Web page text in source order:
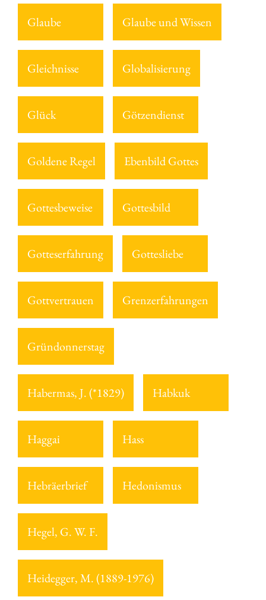
Glaube Glaube und Wissen
Gleichnisse Globalisierung
Glück Götzendienst
Goldene Regel Ebenbild Gottes
Gottesbeweise Gottesbild
Gotteserfahrung Gottesliebe
Gottvertrauen Grenzerfahrungen
Gründonnerstag
Habermas, J. (*1829) Habkuk
Haggai Hass
Hebräerbrief Hedonismus
Hegel, G. W. F.
Heidegger, M. (1889-1976)